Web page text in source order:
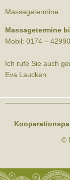
Massagetermine
Massagetermine
Mobil: 0174 –
Ich rufe Sie auch
Eva Laucken
©